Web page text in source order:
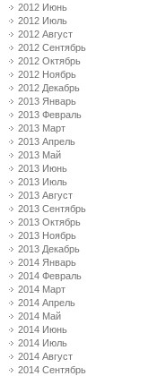
2012 Июнь
2012 Июль
2012 Август
2012 Сентябрь
2012 Октябрь
2012 Ноябрь
2012 Декабрь
2013 Январь
2013 Февраль
2013 Март
2013 Апрель
2013 Май
2013 Июнь
2013 Июль
2013 Август
2013 Сентябрь
2013 Октябрь
2013 Ноябрь
2013 Декабрь
2014 Январь
2014 Февраль
2014 Март
2014 Апрель
2014 Май
2014 Июнь
2014 Июль
2014 Август
2014 Сентябрь